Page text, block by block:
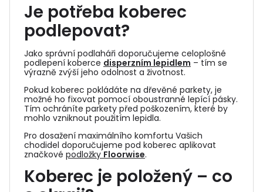
Je potřeba koberec
podlepovat?
Jako správní podlaháři doporučujeme celoplošné
podlepení koberce disperzním lepidlem – tím se
výrazně zvýší jeho odolnost a životnost.
Pokud koberec pokládáte na dřevěné parkety, je
možné ho fixovat pomocí oboustranné lepící pásky.
Tím ochráníte parkety před poškozením, které by
mohlo vzniknout použitím lepidla.
Pro dosažení maximálního komfortu Vašich
chodidel doporučujeme pod koberec aplikovat
značkové podložky Floorwise.
Koberec je položený – co